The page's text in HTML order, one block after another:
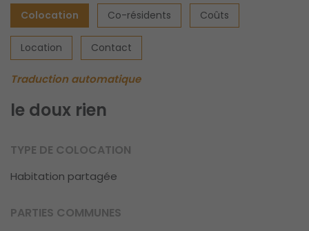
Colocation Co-résidents Coûts
Location Contact
Traduction automatique
le doux rien
TYPE DE COLOCATION
Habitation partagée
PARTIES COMMUNES